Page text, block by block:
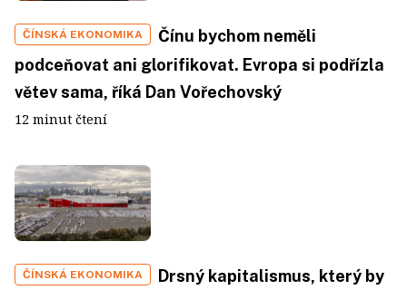
ČÍNSKÁ EKONOMIKA
Čínu bychom neměli
podceňovat ani glorifikovat. Evropa si podřízla
větev sama, říká Dan Vořechovský
12 minut čtení
ČÍNSKÁ EKONOMIKA
Drsný kapitalismus, který by